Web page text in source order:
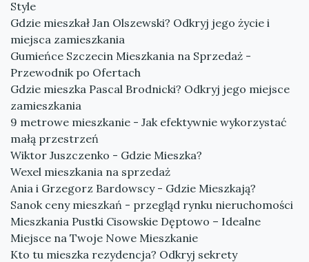
Style
Gdzie mieszkał Jan Olszewski? Odkryj jego życie i
miejsca zamieszkania
Gumieńce Szczecin Mieszkania na Sprzedaż -
Przewodnik po Ofertach
Gdzie mieszka Pascal Brodnicki? Odkryj jego miejsce
zamieszkania
9 metrowe mieszkanie - Jak efektywnie wykorzystać
małą przestrzeń
Wiktor Juszczenko - Gdzie Mieszka?
Wexel mieszkania na sprzedaż
Ania i Grzegorz Bardowscy - Gdzie Mieszkają?
Sanok ceny mieszkań - przegląd rynku nieruchomości
Mieszkania Pustki Cisowskie Dęptowo – Idealne
Miejsce na Twoje Nowe Mieszkanie
Kto tu mieszka rezydencja? Odkryj sekrety